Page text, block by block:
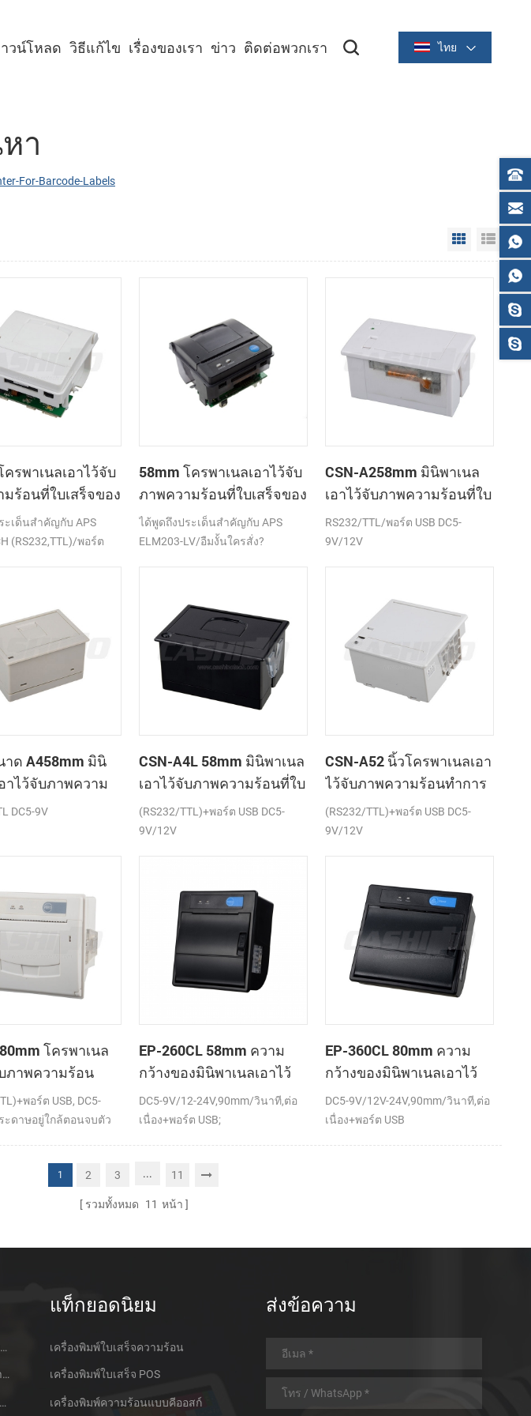
ไทย
วน์โหลด วิธีแก้ไข เรื่องของเรา ข่าว ติดต่อพวกเรา
า
For-Barcode-Labels
Grid View
List
ครพาเนลเอาไว้จับ
ร้อนที่ใบเสร็จของ
พ์ CSN-A1
ะเด็นสำคัญกับ APS
(RS232,TTL)/พอร์ต
58mm โครพาเนลเอาไว้จับ
ภาพความร้อนที่ใบเสร็จของ
เครื่องพิมพ์ CSN-A1K
ได้พูดถึงประเด็นสำคัญกับ APS
ELM203-LV/อืมงั้นใครสั่ง?
CSN-A258mm มินิพาเนล
เอาไว้จับภาพความร้อนที่ใบ
เสร็จของเครื่องพิมพ์
RS232/TTL/พอร์ต USB DC5-
9V/12V
าด A458mm มินิ
าไว้จับภาพความ
สร็จของ
DC5-9V
CSN-A4L 58mm มินิพาเนล
เอาไว้จับภาพความร้อนที่ใบ
เสร็จของเครื่องพิมพ์
(RS232/TTL)+พอร์ต USB DC5-
9V/12V
CSN-A52 นิ้วโครพาเนลเอา
ไว้จับภาพความร้อนทำการ
เมานท์ใบเสร็จของ
เครื่องพิมพ์
(RS232/TTL)+พอร์ต USB DC5-
9V/12V
โครพาเนล
ภาพความร้อน
านท์ใบเสร็จของ
พ์
พอร์ต USB, DC5-
ะดาษอยู่ใกล้ตอนจบตัว
EP-260CL 58mm ความ
กว้างของมินิพาเนลเอาไว้
จับภาพความร้อนทำการเมา
นท์กับเครื่องพิมพ์อัตโนมัติ
DC5-9V/12-24V,90mm/วินาที,ต่อ
เนื่อง+พอร์ต USB;
EP-360CL 80mm ความ
กว้างของมินิพาเนลเอาไว้
จับภาพความร้อนกับ
เครื่องพิมพ์อัตโนมัติตัดต่อ
DC5-9V/12V-24V,90mm/วินาที,ต่อ
เนื่อง+พอร์ต USB
1 2 3 ... 11
รวมทั้งหมด 11 หน้า
58MM แบบเคลื่อนย้ายได้เคลื่อนที่บลูทูธเอาไว้จับภาพความร้อนที่เครื่องพิมพ์ PTP-ฉัน
58mm โครพาเนลเอาไว้จับภาพความร้อนที่ใบเสร็จของเครื่องพิมพ์ CSN-A1
KP-300H 3inch เอาไว้จับภาพความร้อนที่ Kiosk เครื่องพิมพ์ศูนย์ควบคุม Kde ในโมดูล
แท็กยอดนิยม
เครื่องพิมพ์ใบเสร็จความร้อน
เครื่องพิมพ์ใบเสร็จ POS
เครื่องพิมพ์ความร้อนแบบคีออสก์
ส่งข้อความ